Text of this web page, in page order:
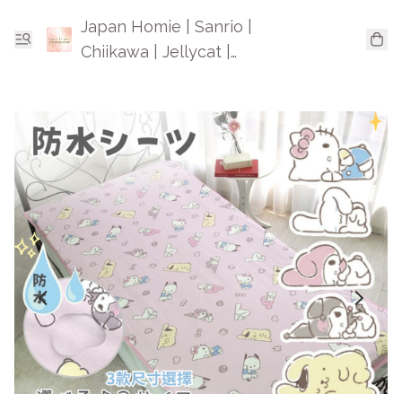
Japan Homie | Sanrio |
Chiikawa | Jellycat |